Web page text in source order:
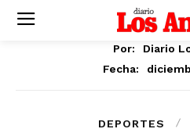
Por:
Diario
Fecha:
DEPORTES